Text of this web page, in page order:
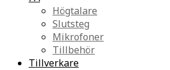
Högtalare
Slutsteg
Mikrofoner
Tillbehör
Tillverkare